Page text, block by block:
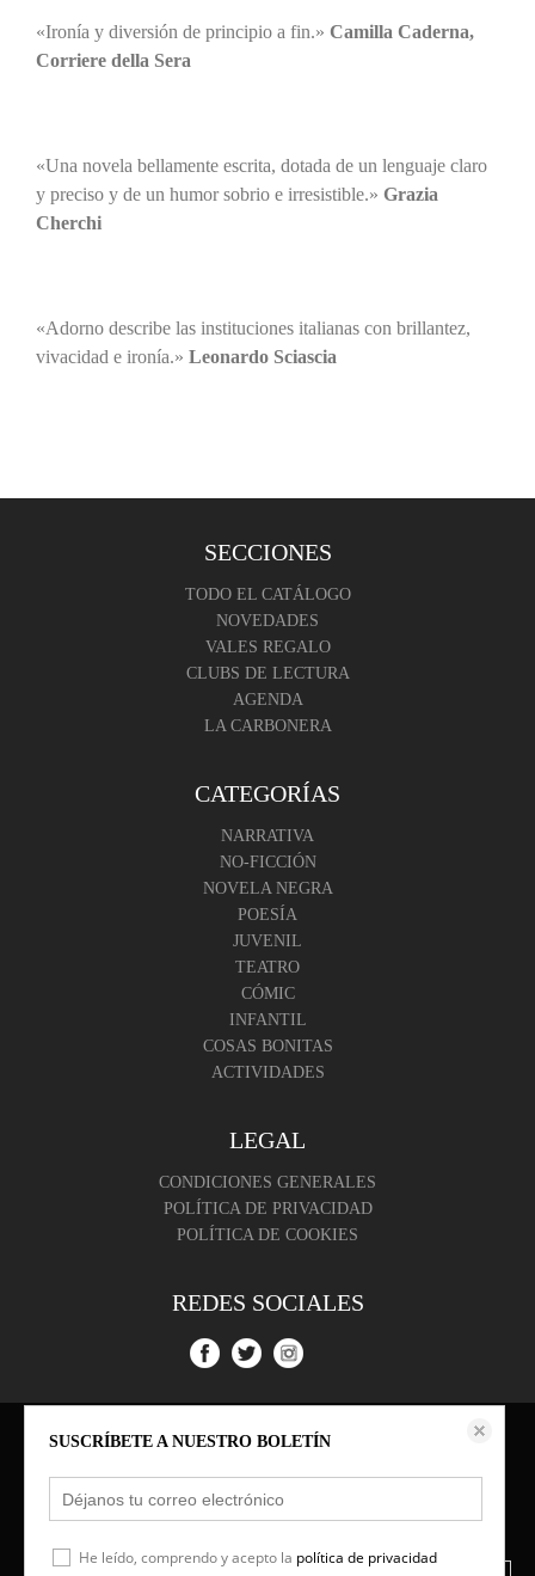
«Ironía y diversión de principio a fin.» Camilla Caderna,
Corriere della Sera
«Una novela bellamente escrita, dotada de un lenguaje claro
y preciso y de un humor sobrio e irresistible.» Grazia
Cherchi
«Adorno describe las instituciones italianas con brillantez,
vivacidad e ironía.» Leonardo Sciascia
SECCIONES
TODO EL CATÁLOGO
NOVEDADES
VALES REGALO
CLUBS DE LECTURA
AGENDA
LA CARBONERA
CATEGORÍAS
NARRATIVA
NO-FICCIÓN
NOVELA NEGRA
POESÍA
JUVENIL
TEATRO
CÓMIC
INFANTIL
COSAS BONITAS
ACTIVIDADES
LEGAL
CONDICIONES GENERALES
POLÍTICA DE PRIVACIDAD
POLÍTICA DE COOKIES
REDES SOCIALES
Este sitio web almacena datos como cookies para habilitar la funcionalidad
configuración en cualquier momento o aceptar la configuración predeterminada.
política de cookies
SUSCRÍBETE A NUESTRO BOLETÍN
He leído, comprendo y acepto la política de privacidad